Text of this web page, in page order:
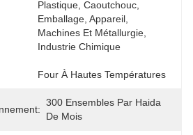
Plastique, Caoutchouc,
Emballage, Appareil,
Machines Et Métallurgie,
Industrie Chimique
Four À Hautes Températures
300 Ensembles Par Haida
De Mois